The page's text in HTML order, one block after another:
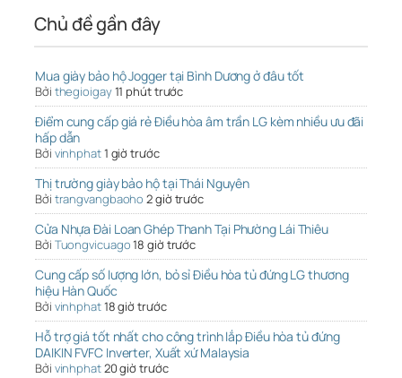
Chủ đề gần đây
Mua giày bảo hộ Jogger tại Bình Dương ở đâu tốt
Bởi thegioigay11 phút trước
Điểm cung cấp giá rẻ Điều hòa âm trần LG kèm nhiều ưu đãi
hấp dẫn
Bởi vinhphat1 giờ trước
Thị trường giày bảo hộ tại Thái Nguyên
Bởi trangvangbaoho 2 giờ trước
Cửa Nhựa Đài Loan Ghép Thanh Tại Phường Lái Thiêu
Bởi Tuongvicuago18 giờ trước
Cung cấp số lượng lớn, bỏ sỉ Điều hòa tủ đứng LG thương
hiệu Hàn Quốc
Bởi vinhphat18 giờ trước
Hỗ trợ giá tốt nhất cho công trình lắp Điều hòa tủ đứng
DAIKIN FVFC Inverter, Xuất xứ Malaysia
Bởi vinhphat20 giờ trước